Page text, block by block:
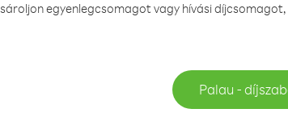
egyenlegcsomagot vagy hívási
Palau -